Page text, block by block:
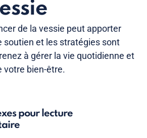
de la vessie peut apporter
soutien et les stratégies sont
à gérer la vie quotidienne et
votre bien-être.
pour lecture